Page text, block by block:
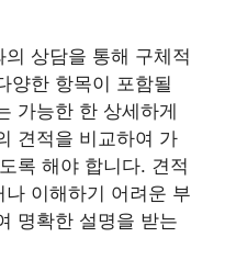
상담을 통해 구체적
양한 항목이 포함될
가능한 한 상세하게
견적을 비교하여 가
록 해야 합니다. 견적
이해하기 어려운 부
명확한 설명을 받는